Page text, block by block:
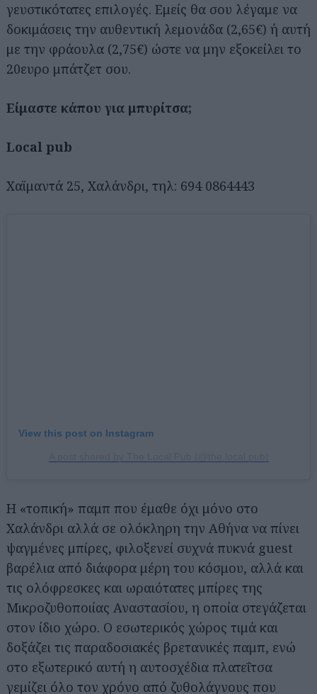
γευστικότατες επιλογές. Εμείς θα σου λέγαμε να
δοκιμάσεις την αυθεντική λεμονάδα (2,65€) ή αυτή
με την φράουλα (2,75€) ώστε να μην εξοκείλει το
20ευρο μπάτζετ σου.
Είμαστε κάπου για μπυρίτσα;
Local pub
Χαϊμαντά 25, Χαλάνδρι, τηλ: 694 0864443
View this post on Instagram
Η «τοπική» παμπ που έμαθε όχι μόνο στο
Χαλάνδρι αλλά σε ολόκληρη την Αθήνα να πίνει
ψαγμένες μπίρες, φιλοξενεί συχνά πυκνά guest
βαρέλια από διάφορα μέρη του κόσμου, αλλά και
τις ολόφρεσκες και ωραιότατες μπίρες της
Μικροζυθοποιίας Αναστασίου, η οποία στεγάζεται
στον ίδιο χώρο. Ο εσωτερικός χώρος τιμά και
δοξάζει τις παραδοσιακές βρετανικές παμπ, ενώ
στο εξωτερικό αυτή η αυτοσχέδια πλατεΐτσα
γεμίζει όλο τον χρόνο από ζυθολάγνους που